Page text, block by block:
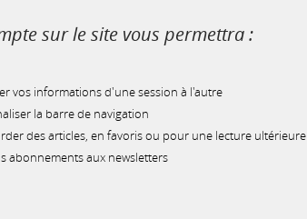
sur le site vous permettra :
vos informations d'une session à l'autre
la barre de navigation
des articles, en favoris ou pour une lecture ultérieure
abonnements aux newsletters